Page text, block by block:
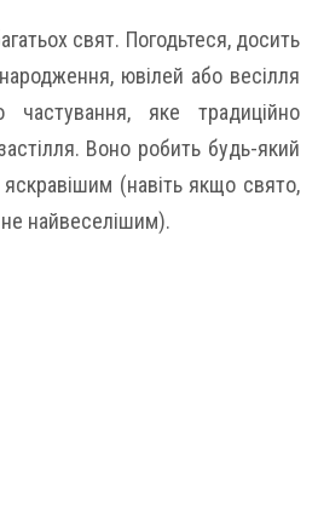
свят. Погодьтеся, досить
ювілей або весілля
частування, яке традиційно
Воно робить будь-який
(навіть якщо свято,
найвеселішим).